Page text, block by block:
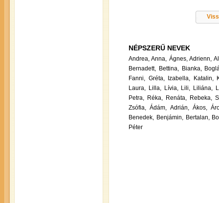
NÉPSZERŰ NEVEK
Andrea, Anna, Ágnes, Adrienn,
Bernadett, Bettina, Bianka,
Fanni, Gréta, Izabella, Katalin,
Laura, Lilla, Lívia, Lili, Liliána,
Petra, Réka, Renáta, Rebeka,
Zsófia, Ádám, Adrián, Ákos,
Benedek, Benjámin, Bertalan,
Péter